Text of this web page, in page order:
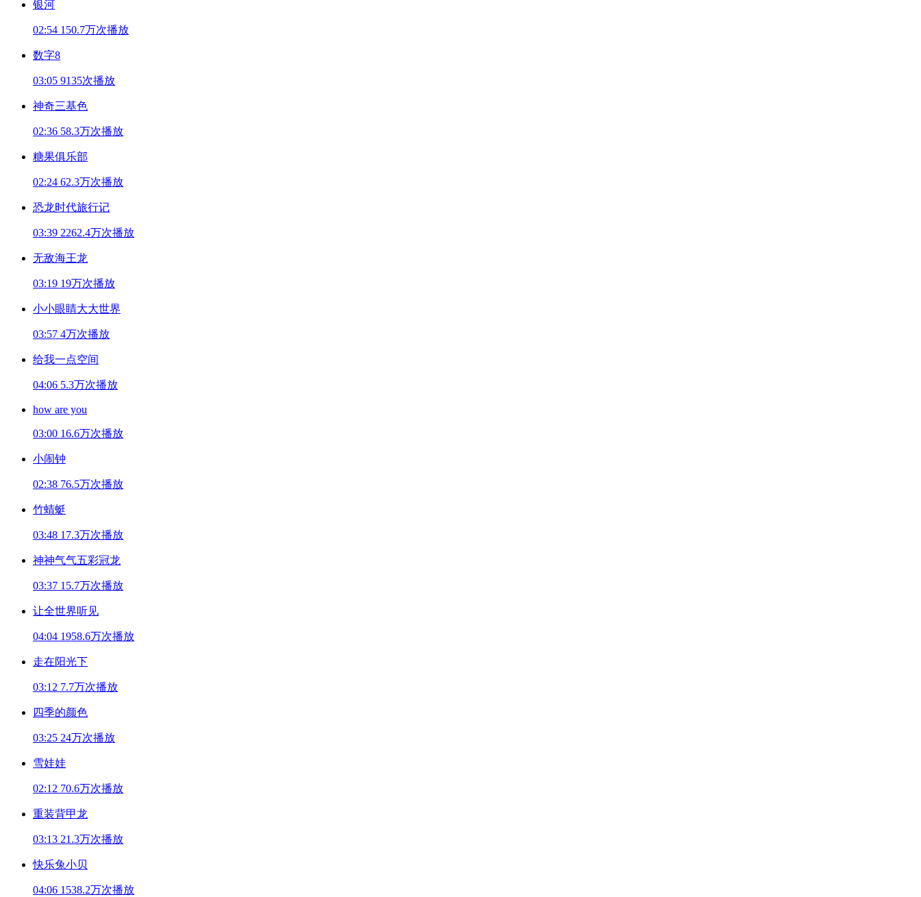
银河
02:54 150.7万次播放
数字8
03:05 9135次播放
神奇三基色
02:36 58.3万次播放
糖果俱乐部
02:24 62.3万次播放
恐龙时代旅行记
03:39 2262.4万次播放
无敌海王龙
03:19 19万次播放
小小眼睛大大世界
03:57 4万次播放
给我一点空间
04:06 5.3万次播放
how are you
03:00 16.6万次播放
小闹钟
02:38 76.5万次播放
竹蜻蜓
03:48 17.3万次播放
神神气气五彩冠龙
03:37 15.7万次播放
让全世界听见
04:04 1958.6万次播放
走在阳光下
03:12 7.7万次播放
四季的颜色
03:25 24万次播放
雪娃娃
02:12 70.6万次播放
重装背甲龙
03:13 21.3万次播放
快乐兔小贝
04:06 1538.2万次播放